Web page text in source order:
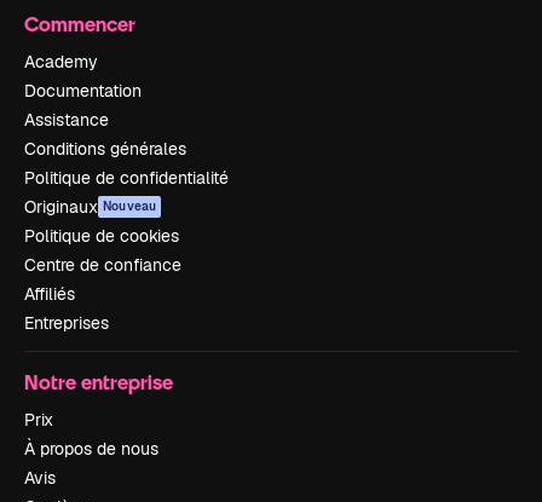
Commencer
Academy
Documentation
Assistance
Conditions générales
Politique de confidentialité
Originaux Nouveau
Politique de cookies
Centre de confiance
Affiliés
Entreprises
Notre entreprise
Prix
À propos de nous
Avis